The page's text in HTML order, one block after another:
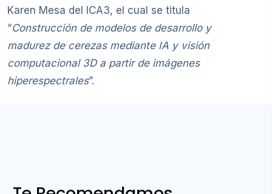
Karen Mesa del ICA3, el cual se titula
“Construcción de modelos de desarrollo y
madurez de cerezas mediante IA y visión
computacional 3D a partir de imágenes
hiperespectrales”.